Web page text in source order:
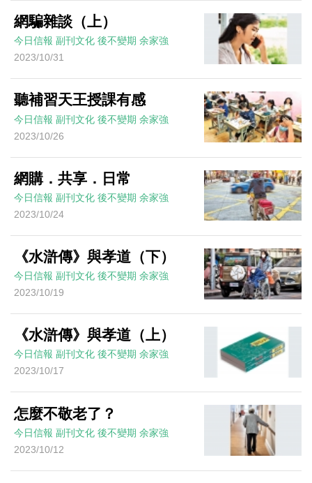
網騙雜談（上）
今日信報 副刊文化 後不變期 余家強
2023/10/31
聽補習天王授課有感
今日信報 副刊文化 後不變期 余家強
2023/10/26
網購．共享．日常
今日信報 副刊文化 後不變期 余家強
2023/10/24
《水滸傳》與孝道（下）
今日信報 副刊文化 後不變期 余家強
2023/10/19
《水滸傳》與孝道（上）
今日信報 副刊文化 後不變期 余家強
2023/10/17
怎麼不敬老了？
今日信報 副刊文化 後不變期 余家強
2023/10/12